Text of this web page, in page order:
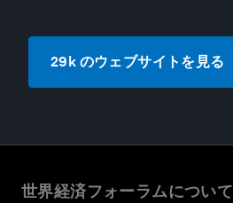
29k のウェブサイトを見る
世界経済フォーラムについて